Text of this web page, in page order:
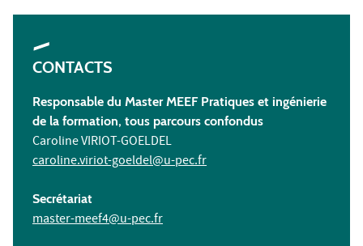
CONTACTS
Responsable du Master MEEF Pratiques et ingénierie
de la formation, tous parcours confondus
Caroline VIRIOT-GOELDEL
caroline.viriot-goeldel@u-pec.fr
Secrétariat
master-meef4@u-pec.fr